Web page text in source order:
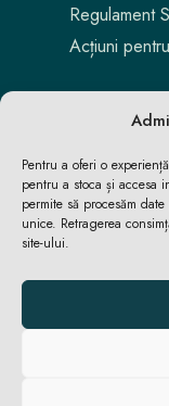
Pentru a oferi o
pentru a stoca și accesa
permite să procesăm
unice. Retragerea
site-ului.
Regulament
Acțiuni